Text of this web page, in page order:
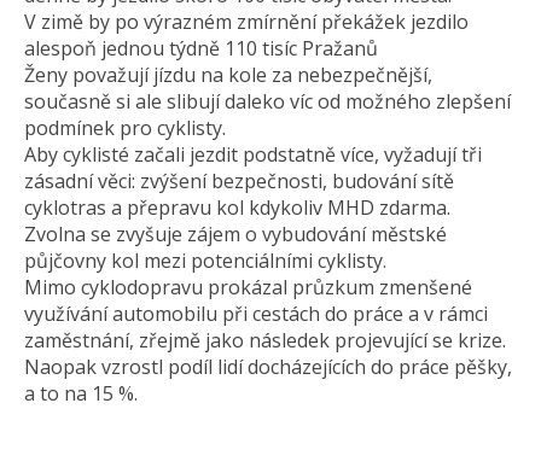
V zimě by po výrazném zmírnění překážek jezdilo
alespoň jednou týdně 110 tisíc Pražanů
Ženy považují jízdu na kole za nebezpečnější,
současně si ale slibují daleko víc od možného zlepšení
podmínek pro cyklisty.
Aby cyklisté začali jezdit podstatně více, vyžadují tři
zásadní věci: zvýšení bezpečnosti, budování sítě
cyklotras a přepravu kol kdykoliv MHD zdarma.
Zvolna se zvyšuje zájem o vybudování městské
půjčovny kol mezi potenciálními cyklisty.
Mimo cyklodopravu prokázal průzkum zmenšené
využívání automobilu při cestách do práce a v rámci
zaměstnání, zřejmě jako následek projevující se krize.
Naopak vzrostl podíl lidí docházejících do práce pěšky,
a to na 15 %.